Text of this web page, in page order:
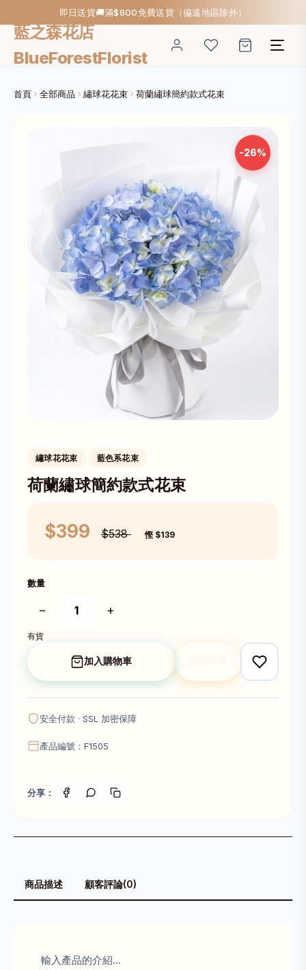
即日送貨🚚滿$600免費送貨（偏遠地區除外）
藍之森花店
BlueForestFlorist
首頁 全部商品 繡球花花束 荷蘭繡球簡約款式花束
-26%
繡球花花束 藍色系花束
荷蘭繡球簡約款式花束
$399 $538 慳 $139
數量
− +
有貨
加入購物車
安全付款 · SSL 加密保障
產品編號：F1505
分享：
商品描述 顧客評論(0)
輸入產品的介紹...